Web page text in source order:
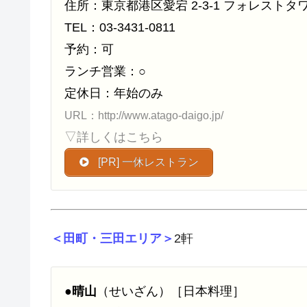
住所：東京都港区愛宕 2-3-1 フォレストタ
TEL：03-3431-0811
予約：可
ランチ営業：○
定休日：年始のみ
URL：http://www.atago-daigo.jp/
▽詳しくはこちら
[PR] 一休レストラン
＜田町・三田エリア＞ 2軒
●晴山 （せいざん）［日本料理］